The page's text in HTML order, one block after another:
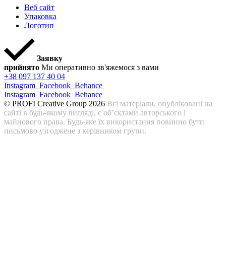
Веб сайт
Упаковка
Логотип
Заявку
прийнято Ми оперативно зв'яжемося з вами
+38 097 137 40 04
Instagram Facebook Behance
Instagram Facebook Behance
© PROFI Creative Group 2026 Всі матеріали, опубліковані на
сайті в будь-якому вигляді, є об’єктами авторського і
майнового права. Будь-яке їх використання повинно бути
письмово узгоджене з керівником групи.